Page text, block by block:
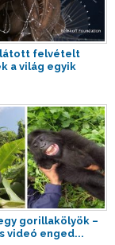
látott felvételt
a világ egyik
gorillakölyök –
videó enged...